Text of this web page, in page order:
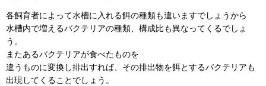
各飼育者によって水槽に入れる餌の種類も違いますでしょうから
水槽内で増えるバクテリアの種類、構成比も異なってくるでしょ
う。
またあるバクテリアが食べたものを
違うものに変換し排出すれば、その排出物を餌とするバクテリアも
出現してくることでしょう。